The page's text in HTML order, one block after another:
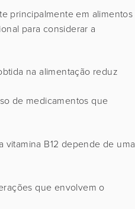
principalmente em alimentos
para considerar a
na alimentação reduz
de medicamentos que
vitamina B12 depende de uma
que envolvem o